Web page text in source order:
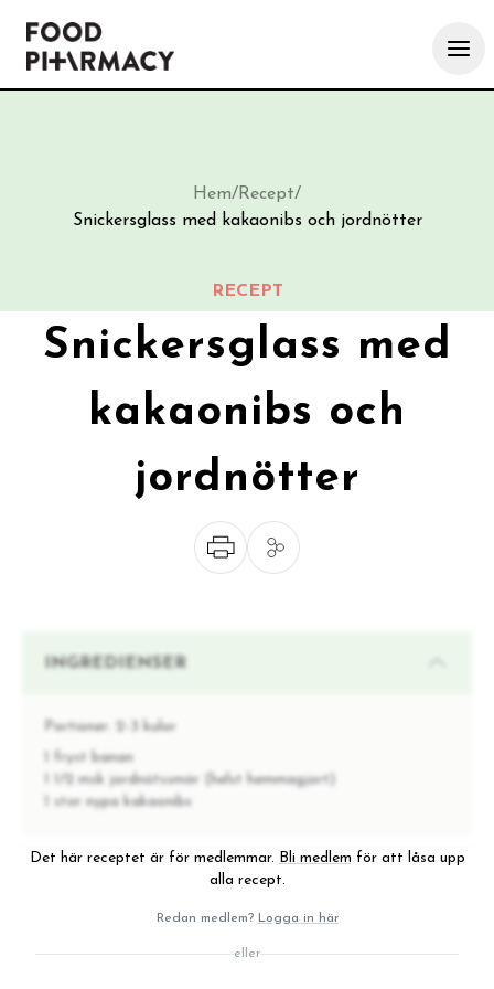
Hem/Recept/
Snickersglass med kakaonibs och jordnötter
RECEPT
Snickersglass med
kakaonibs och
jordnötter
INGREDIENSER
Portioner:
2-3 kulor
1 fryst banan
1 1/2 msk jordnötssmör (helst hemmagjort)
1 stor nypa kakaonibs
1 Mixa bananen och jordnötssmöret.
Det här receptet är för medlemmar. Bli medlem för att låsa upp
alla recept.
Redan medlem? Logga in här
eller